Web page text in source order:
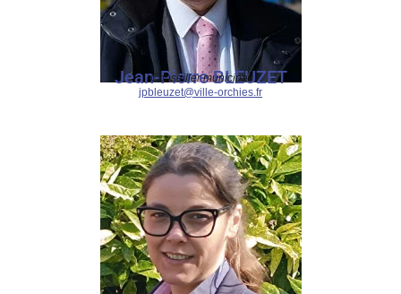
Jean-Pierre BLEUZET
Conseiller municipal
jpbleuzet@ville-orchies.fr